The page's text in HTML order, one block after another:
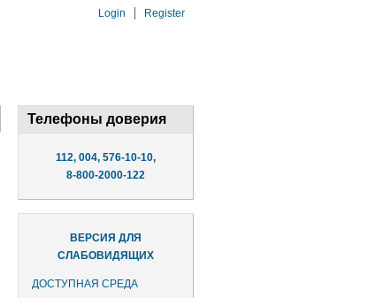
Login Register
Телефоны доверия
112, 004, 576-10-10,
8-800-2000-122
ВЕРСИЯ ДЛЯ
СЛАБОВИДЯЩИХ
ДОСТУПНАЯ СРЕДА